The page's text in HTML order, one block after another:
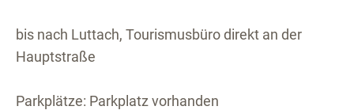
bis nach Luttach, Tourismusbüro direkt an der
Hauptstraße
Parkplätze: Parkplatz vorhanden